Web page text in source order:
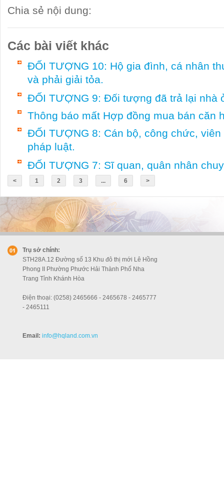
Chia sẻ nội dung:
Các bài viết khác
ĐỐI TƯỢNG 10: Hộ gia đình, cá nhân
và phải giải tỏa.
ĐỐI TƯỢNG 9: Đối tượng đã trả lại nhà
Thông báo mất Hợp đồng mua bán căn
ĐỐI TƯỢNG 8: Cán bộ, công chức,
pháp luật.
ĐỐI TƯỢNG 7: Sĩ quan, quân nhân
< 1 2 3 ... 6 >
Trụ sở chính:
STH28A.12 Đường số 13 Khu đô thị mới Lê Hồng
Phong II Phường Phước Hải Thành Phố Nha
Trang Tỉnh Khánh Hòa
Điện thoại: (0258) 2465666 - 2465678 - 2465777
- 2465111
Email: info@hqland.com.vn